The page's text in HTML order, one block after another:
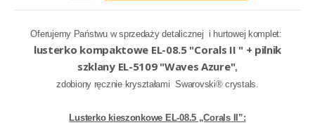
Oferujemy Państwu w sprzedaży detalicznej i hurtowej komplet:
lusterko kompaktowe EL-08.5 "Corals II " + pilnik
szklany EL-5109 "Waves Azure",
zdobiony ręcznie kryształamiSwarovski® crystals.
Lusterko kieszonkowe EL-08.5 „Corals II”: